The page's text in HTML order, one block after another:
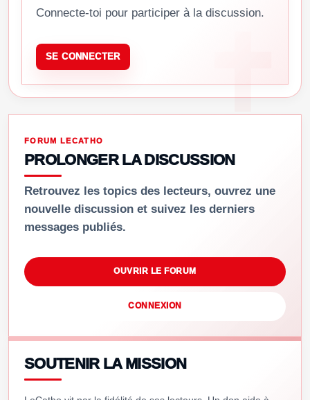
Connecte-toi pour participer à la discussion.
SE CONNECTER
FORUM LECATHO
PROLONGER LA DISCUSSION
Retrouvez les topics des lecteurs, ouvrez une
nouvelle discussion et suivez les derniers
messages publiés.
OUVRIR LE FORUM
CONNEXION
SOUTENIR LA MISSION